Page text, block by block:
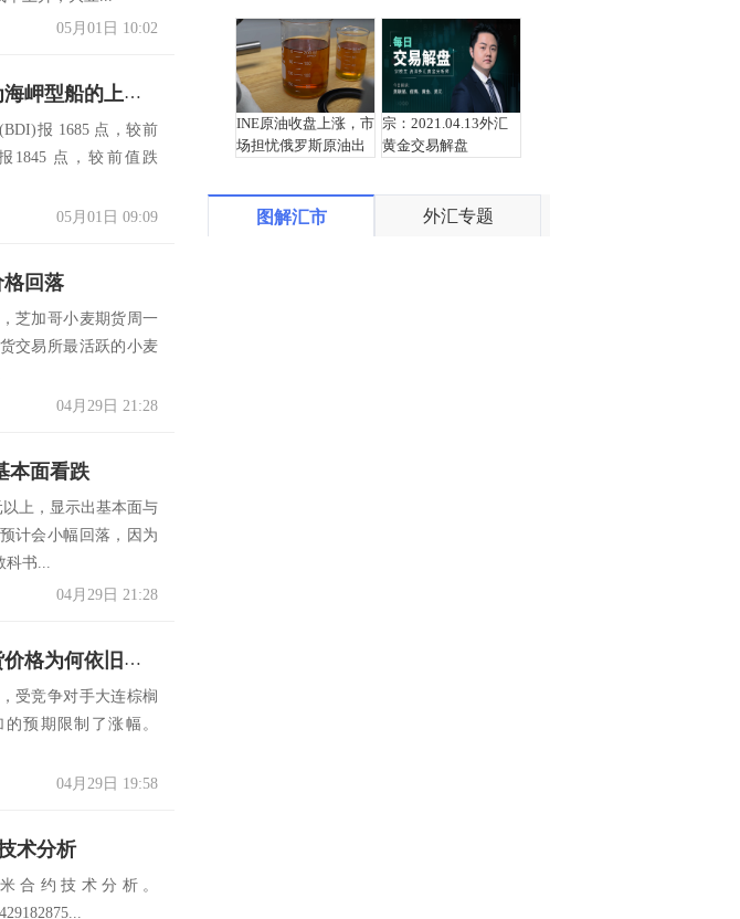
05月01日 10:02
一张图：波罗的海指数保持稳定，因为海岬型船的上涨抵消了小型船运费的下降
报 1685 点，较前
1845 点，较前值跌
05月01日 09:09
回落
芝加哥小麦期货周一
交易所最活跃的小麦
04月29日 21:28
本面看跌
上，显示出基本面与
计会小幅回落，因为
科书...
04月29日 21:28
产量增加也无妨：马来西亚棕榈油期货价格为何依旧坚挺？
受竞争对手大连棕榈
预期限制了涨幅。
04月29日 19:58
术分析
合约技术分析。
INE原油收盘上涨，市
场担忧俄罗斯原油出
宗：2021.04.13外汇
黄金交易解盘
图解汇市 外汇专题